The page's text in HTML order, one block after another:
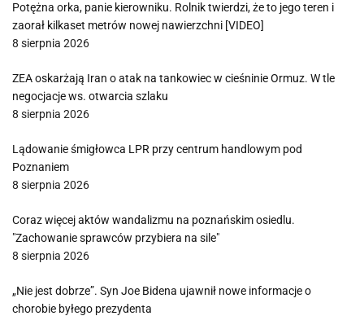
Potężna orka, panie kierowniku. Rolnik twierdzi, że to jego teren i
zaorał kilkaset metrów nowej nawierzchni [VIDEO]
8 sierpnia 2026
ZEA oskarżają Iran o atak na tankowiec w cieśninie Ormuz. W tle
negocjacje ws. otwarcia szlaku
8 sierpnia 2026
Lądowanie śmigłowca LPR przy centrum handlowym pod
Poznaniem
8 sierpnia 2026
Coraz więcej aktów wandalizmu na poznańskim osiedlu.
"Zachowanie sprawców przybiera na sile"
8 sierpnia 2026
„Nie jest dobrze”. Syn Joe Bidena ujawnił nowe informacje o
chorobie byłego prezydenta